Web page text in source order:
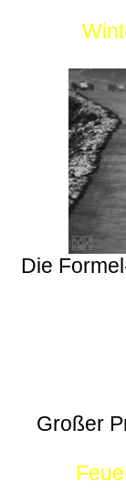
Die
Großer